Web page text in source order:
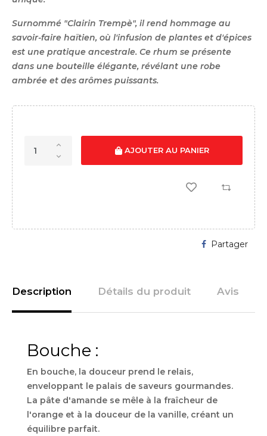
Surnommé "Clairin Trempè", il rend hommage au
savoir-faire haïtien, où l'infusion de plantes et d'épices
est une pratique ancestrale. Ce rhum se présente
dans une bouteille élégante, révélant une robe
ambrée et des arômes puissants.
AJOUTER AU PANIER
Partager
Description Détails du produit Avis
Bouche :
En bouche, la douceur prend le relais,
enveloppant le palais de saveurs gourmandes.
La pâte d'amande se mêle à la fraîcheur de
l'orange et à la douceur de la vanille, créant un
équilibre parfait.